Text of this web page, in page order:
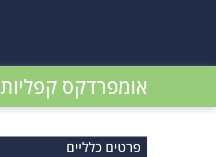
אומפרדקס קפליות 40 מ"ג
פרטים כלליים